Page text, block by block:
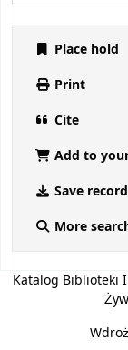
Place hold
Print
Cite
Add to
Save record
More
Katalog Biblioteki